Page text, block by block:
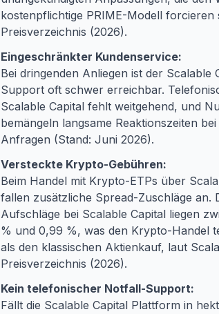
kostenpflichtige PRIME-Modell forcieren
Preisverzeichnis (2026).
Eingeschränkter Kundenservice:
Bei dringenden Anliegen ist der Scalable
Support oft schwer erreichbar.
Scalable Capital fehlt weitgehend, und
bemängeln langsame Reaktionszeiten
Anfragen (Stand: Juni 2026).
Versteckte Krypto-Gebühren:
Beim Handel mit Krypto-ETPs über
fallen zusätzliche Spread-Zuschläge an.
Aufschläge bei Scalable Capital liegen
% und 0,99 %, was den Krypto-Handel
als den klassischen Aktienkauf, laut
Preisverzeichnis (2026).
Kein telefonischer Notfall-Support:
Fällt die Scalable Capital Plattform in